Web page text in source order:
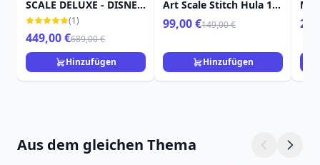
SCALE DELUXE - DISNEY
LILO & STITCH
(1)
449,00 €689,00 €
Hinzufügen
Art Scale Stitch Hula 17
cm
99,00 €149,00 €
Hinzufügen
Aus dem gleichen Thema